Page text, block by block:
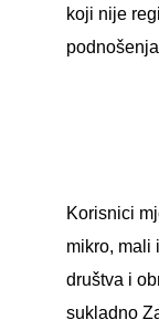
koji nije
Korisnici
mikro, mali
društva i
sukladno